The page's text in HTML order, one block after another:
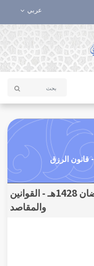
عربي
أحاديث رمضان / ٠14رمضان 1428هـ - القوانين
والمقاصد